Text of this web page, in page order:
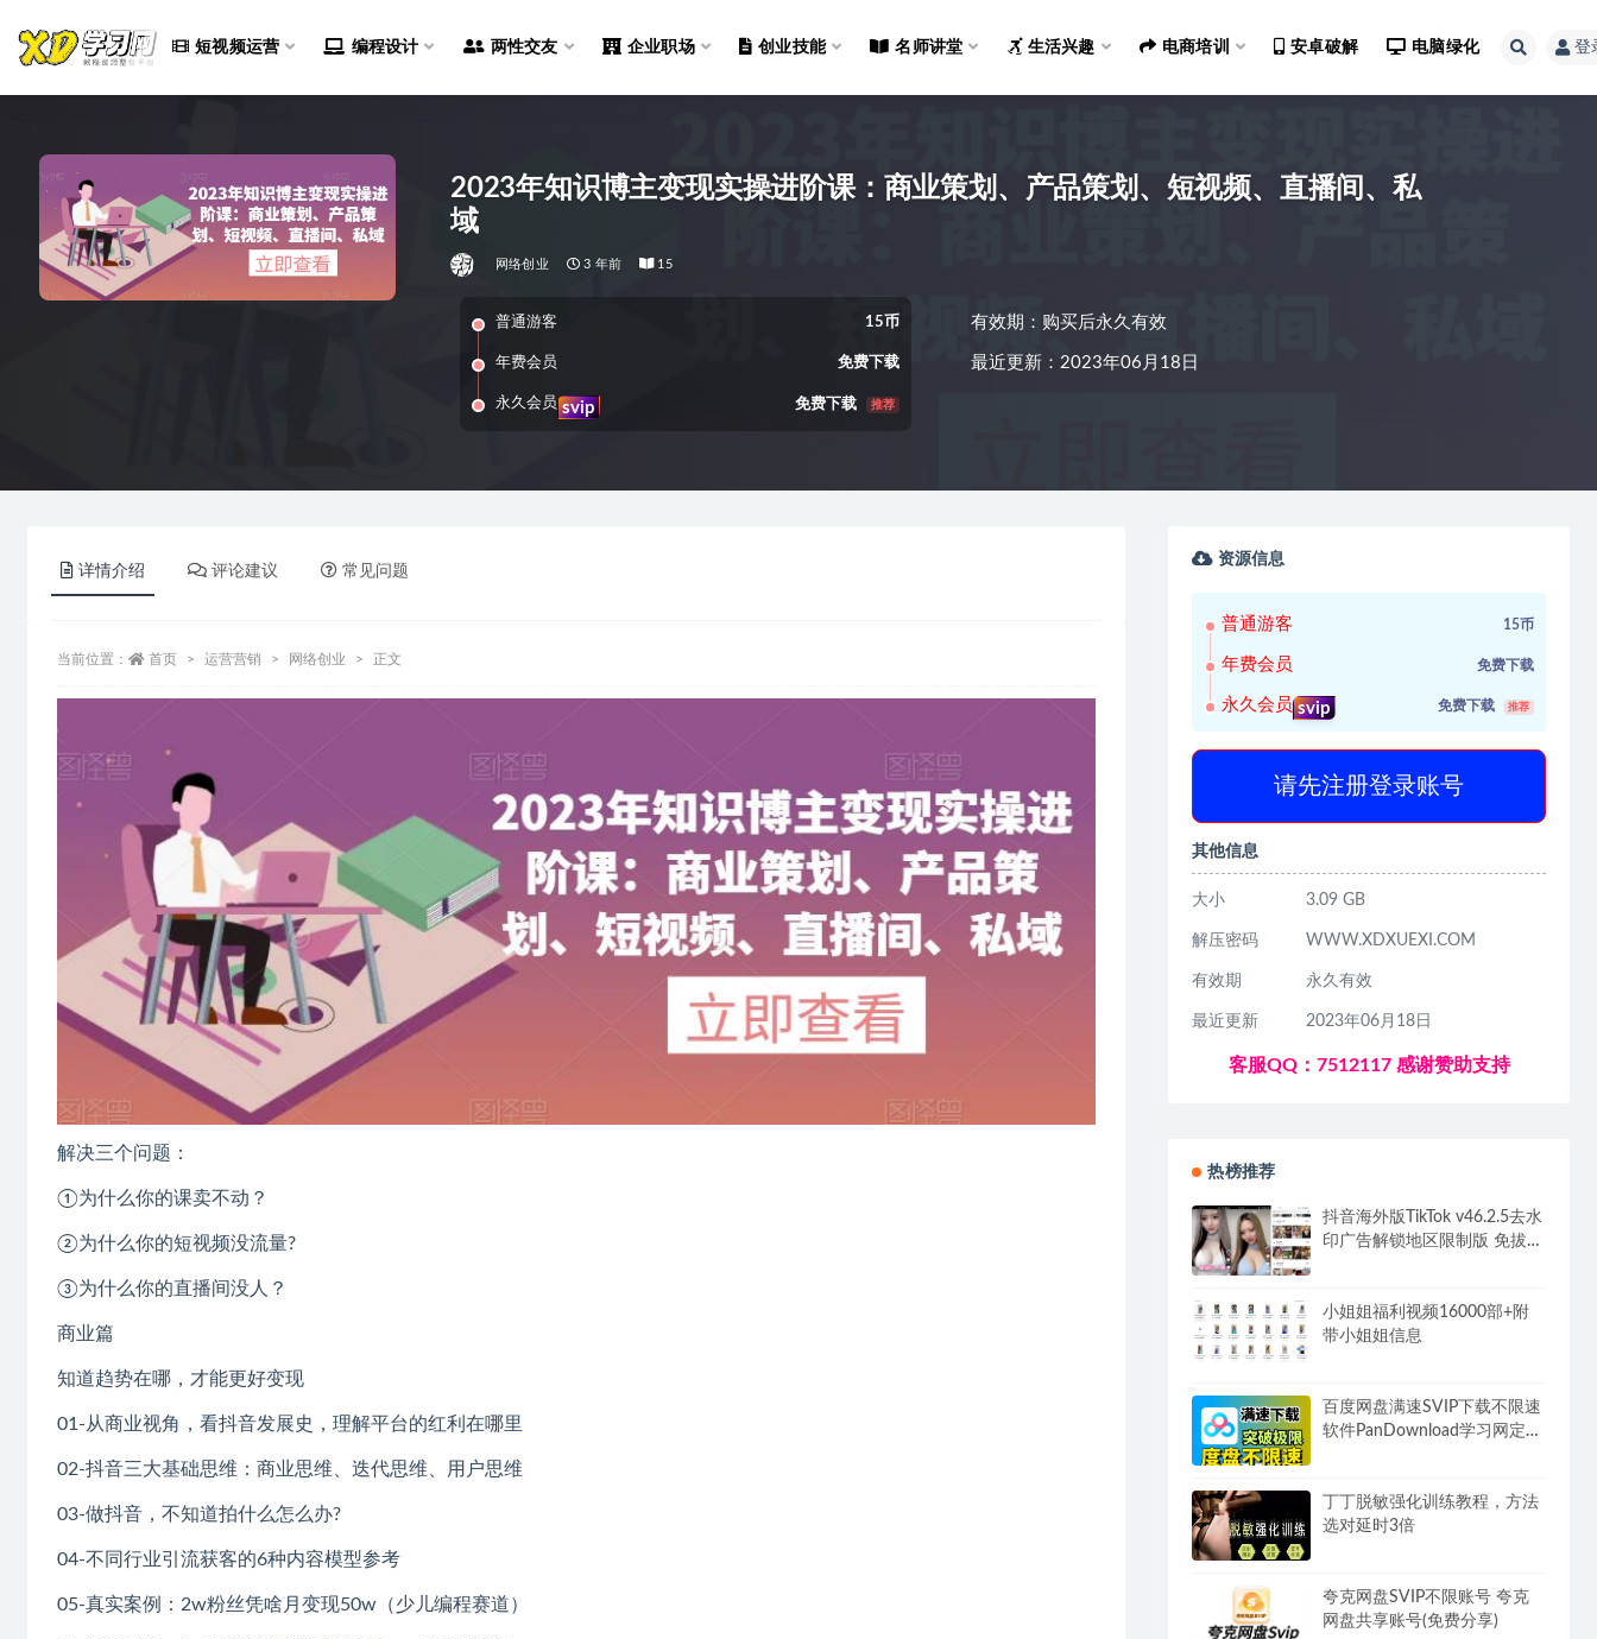
短视频运营 编程设计 两性交友 企业职场 创业技能 名师讲堂 生活兴趣 电商培训 安卓破解 电脑绿化 登
2023年知识博主变现实操进阶课：商业策划、产品策划、短视频、直播间、私
域
网络创业 3 年前 15
普通游客 15币
年费会员 免费下载
永久会员 svip 免费下载 推荐
有效期：购买后永久有效
最近更新：2023年06月18日
详情介绍 评论建议 常见问题
当前位置： 首页 运营营销 网络创业 正文
解决三个问题：
①为什么你的课卖不动？
②为什么你的短视频没流量?
③为什么你的直播间没人？
商业篇
知道趋势在哪，才能更好变现
01-从商业视角，看抖音发展史，理解平台的红利在哪里
02-抖音三大基础思维：商业思维、迭代思维、用户思维
03-做抖音，不知道拍什么怎么办?
04-不同行业引流获客的6种内容模型参考
05-真实案例：2w粉丝凭啥月变现50w（少儿编程赛道）
资源信息
普通游客 15币
年费会员 免费下载
永久会员 svip 免费下载 推荐
请先注册登录账号
其他信息
大小 3.09 GB
解压密码 WWW.XDXUEXI.COM
有效期 永久有效
最近更新 2023年06月18日
客服QQ：7512117 感谢赞助支持
热榜推荐
抖音海外版TikTok v46.2.5去水
印广告解锁地区限制版 免拔卡
小姐姐福利视频16000部+附
带小姐姐信息
百度网盘满速SVIP下载不限速
软件PanDownload学习网定制
丁丁脱敏强化训练教程，方法
选对延时3倍
夸克网盘SVIP不限账号 夸克
网盘共享账号(免费分享)